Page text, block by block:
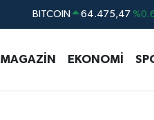
DOLAR 47,5971
STERLİN 64,2534
MAGAZİN EKONOMİ